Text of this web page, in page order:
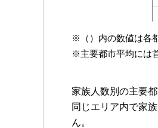
※（）内の数値は各
※主要都市平均には
家族人数別の主要
同じエリア内で家
ん。